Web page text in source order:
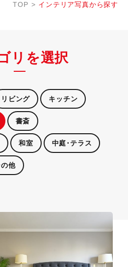
TOP インテリア写真から探す
リを選択
リビング キッチン
書斎
和室 中庭･テラス
他